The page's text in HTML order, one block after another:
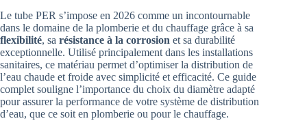
Le tube PER s’impose en 2026 comme un incontournable
dans le domaine de la plomberie et du chauffage grâce à sa
flexibilité, sa résistance à la corrosion et sa durabilité
exceptionnelle. Utilisé principalement dans les installations
sanitaires, ce matériau permet d’optimiser la distribution de
l’eau chaude et froide avec simplicité et efficacité. Ce guide
complet souligne l’importance du choix du diamètre adapté
pour assurer la performance de votre système de distribution
d’eau, que ce soit en plomberie ou pour le chauffage.